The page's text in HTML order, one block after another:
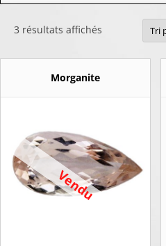
3 résultats affichés
Morganite
Vendu